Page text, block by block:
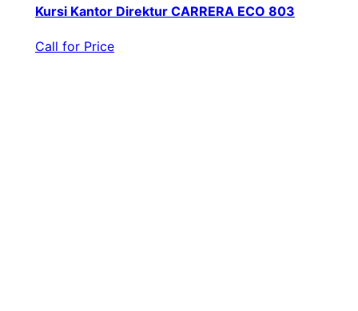
Kursi Kantor Direktur CARRERA ECO 803
Call for Price